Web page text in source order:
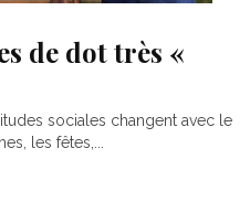
de dot très «
sociales changent avec le
les fêtes,...